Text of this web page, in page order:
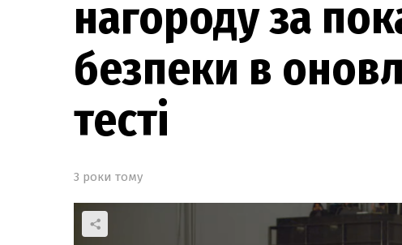
нагороду за
безпеки в
тесті
3 роки тому